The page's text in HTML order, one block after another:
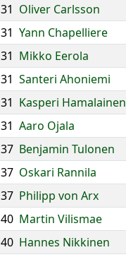
31 Oliver Carlsson
31 Yann Chapelliere
31 Mikko Eerola
31 Santeri Ahoniemi
31 Kasperi Hamalainen
31 Aaro Ojala
37 Benjamin Tulonen
37 Oskari Rannila
37 Philipp von Arx
40 Martin Vilismae
40 Hannes Nikkinen